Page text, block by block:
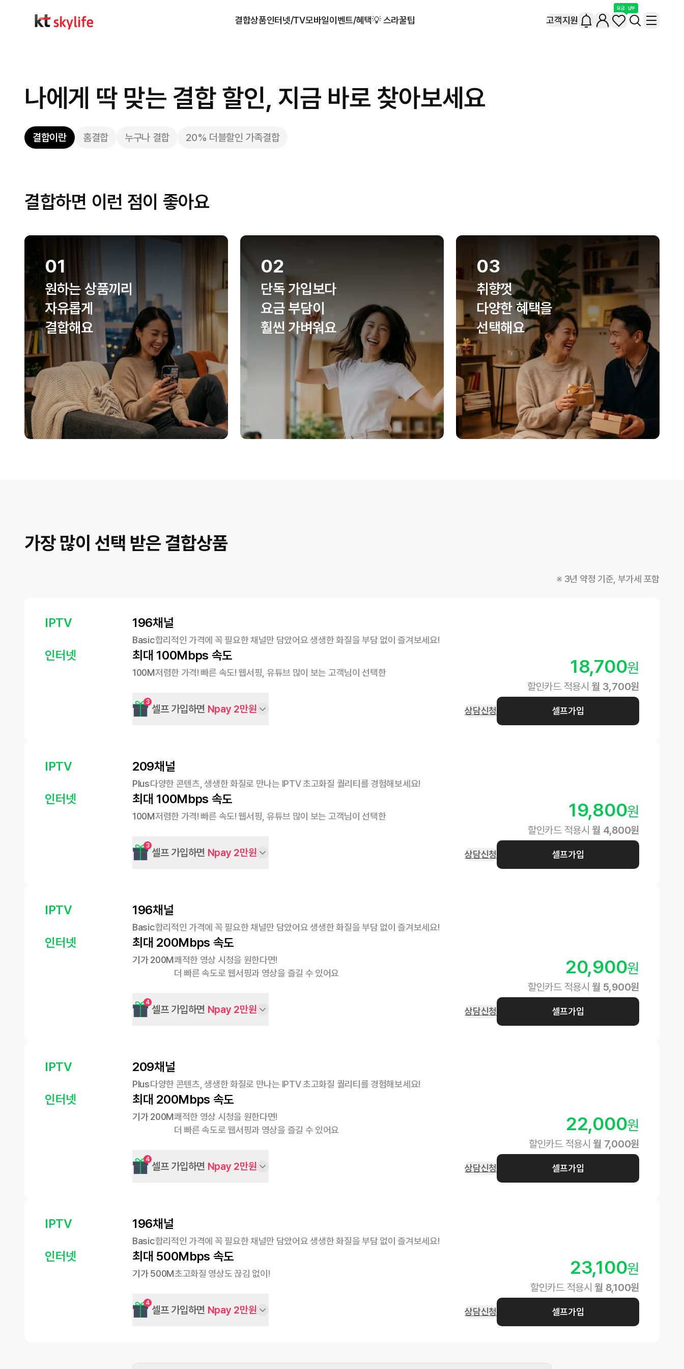
결합상품인터넷/TV모바일이벤트/혜택💡 스라꿀팁 고객지원
요금 · 납부
나에게 딱 맞는 결합 할인, 지금 바로 찾아보세요
결합이란 홈결합 누구나 결합 20% 더블할인 가족결합
결합하면 이런 점이 좋아요
01
원하는 상품끼리
자유롭게
결합해요
02
단독 가입보다
요금 부담이
훨씬 가벼워요
03
취향껏
다양한 혜택을
선택해요
가장 많이 선택 받은 결합상품
※ 3년 약정 기준, 부가세 포함
IPTV 196채널
Basic합리적인 가격에 꼭 필요한 채널만 담았어요 생생한 화질을 부담 없이 즐겨보세요!
인터넷 최대 100Mbps 속도
100M저렴한 가격! 빠른 속도! 웹서핑, 유튜브 많이 보는 고객님이 선택한
3
셀프 가입하면 Npay 2만원
18,700원
할인카드 적용시 월 3,700원
상담신청 셀프가입
IPTV 209채널
Plus다양한 콘텐츠, 생생한 화질로 만나는 IPTV 초고화질 퀄리티를 경험해보세요!
인터넷 최대 100Mbps 속도
100M저렴한 가격! 빠른 속도! 웹서핑, 유튜브 많이 보는 고객님이 선택한
3
셀프 가입하면 Npay 2만원
19,800원
할인카드 적용시 월 4,800원
상담신청 셀프가입
IPTV 196채널
Basic합리적인 가격에 꼭 필요한 채널만 담았어요 생생한 화질을 부담 없이 즐겨보세요!
인터넷 최대 200Mbps 속도
기가 200M쾌적한 영상 시청을 원한다면!
더 빠른 속도로 웹서핑과 영상을 즐길 수 있어요
4
셀프 가입하면 Npay 2만원
20,900원
할인카드 적용시 월 5,900원
상담신청 셀프가입
IPTV 209채널
Plus다양한 콘텐츠, 생생한 화질로 만나는 IPTV 초고화질 퀄리티를 경험해보세요!
인터넷 최대 200Mbps 속도
기가 200M쾌적한 영상 시청을 원한다면!
더 빠른 속도로 웹서핑과 영상을 즐길 수 있어요
4
셀프 가입하면 Npay 2만원
22,000원
할인카드 적용시 월 7,000원
상담신청 셀프가입
IPTV 196채널
Basic합리적인 가격에 꼭 필요한 채널만 담았어요 생생한 화질을 부담 없이 즐겨보세요!
인터넷 최대 500Mbps 속도
기가 500M초고화질 영상도 끊김 없이!
4
셀프 가입하면 Npay 2만원
23,100원
할인카드 적용시 월 8,100원
상담신청 셀프가입